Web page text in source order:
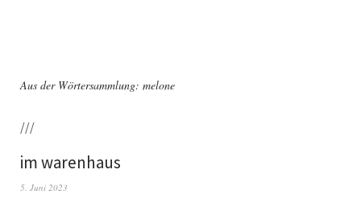
Aus der Wörtersammlung: melone
///
im warenhaus
5. Juni 2023